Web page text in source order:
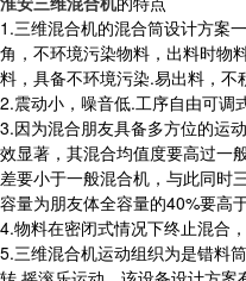
1.三维混合机的混合筒设计方案
角，不环境污染物料，出料时物
料，具备不环境污染.易出料，不
2.震动小，噪音低.工序自由可调
3.因为混合朋友具备多方位的运
效显著，其混合均值度要高过一
差要小于一般混合机，与此同时
容量为朋友体全容量的40%要高
4.物料在密闭式情况下终止混合
5.三维混合机运动组织为是错料